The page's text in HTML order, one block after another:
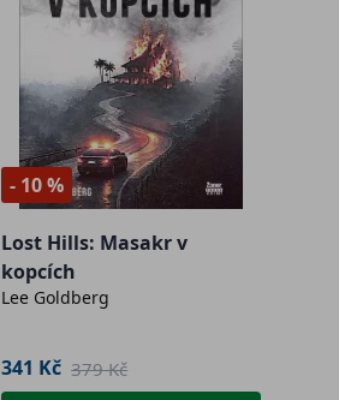
- 10 %
Lost Hills: Masakr v
kopcích
Lee Goldberg
341 Kč 379 Kč